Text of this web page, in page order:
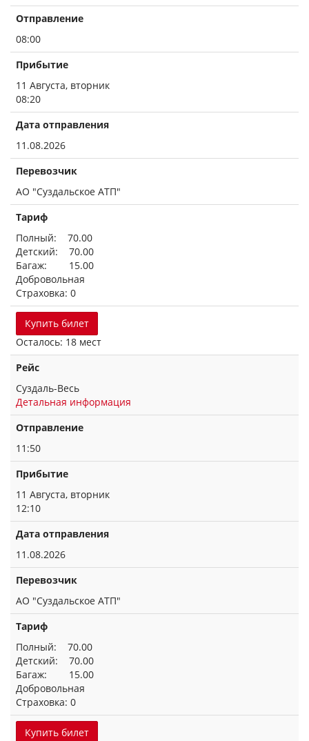
Отправление
08:00
Прибытие
11 Августа, вторник
08:20
Дата отправления
11.08.2026
Перевозчик
АО "Суздальское АТП"
Тариф
Полный: 70.00
Детский: 70.00
Багаж: 15.00
Добровольная
Страховка: 0
Купить билет
Осталось: 18 мест
Рейс
Суздаль-Весь
Детальная информация
Отправление
11:50
Прибытие
11 Августа, вторник
12:10
Дата отправления
11.08.2026
Перевозчик
АО "Суздальское АТП"
Тариф
Полный: 70.00
Детский: 70.00
Багаж: 15.00
Добровольная
Страховка: 0
Купить билет